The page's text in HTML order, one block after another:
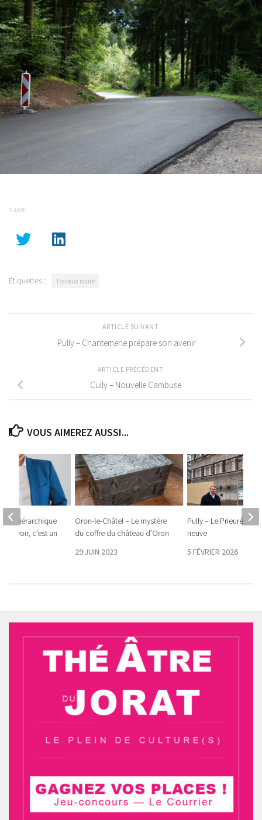
SHARE
Étiquettes : Travaux route
ARTICLE SUIVANT
Pully – Chantemerle prépare son avenir
ARTICLE PRÉCÉDENT
Cully – Nouvelle Cambuse
VOUS AIMEREZ AUSSI...
Oron-le-Châtel – Le mystère
du coffre du château d’Oron
29 JUIN 2023
Pully – Le Prieuré fait
neuve
5 FÉVRIER 2026
hiérarchique
pouvoir, c’est un